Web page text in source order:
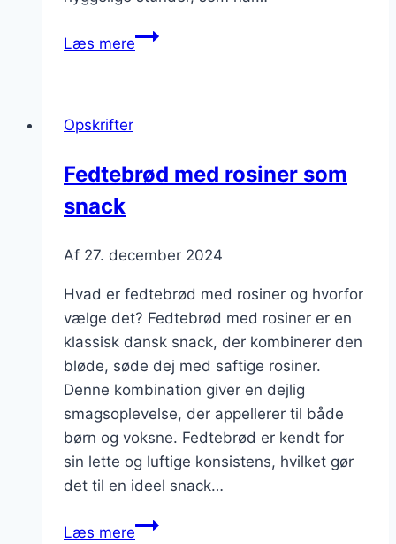
Læs mereFedtebrød
Opskrifter
Fedtebrød med rosiner som
snack
Af 27. december 2024
Hvad er fedtebrød med rosiner og hvorfor
vælge det? Fedtebrød med rosiner er en
klassisk dansk snack, der kombinerer den
bløde, søde dej med saftige rosiner.
Denne kombination giver en dejlig
smagsoplevelse, der appellerer til både
børn og voksne. Fedtebrød er kendt for
sin lette og luftige konsistens, hvilket gør
det til en ideel snack…
Læs mereFedtebrød